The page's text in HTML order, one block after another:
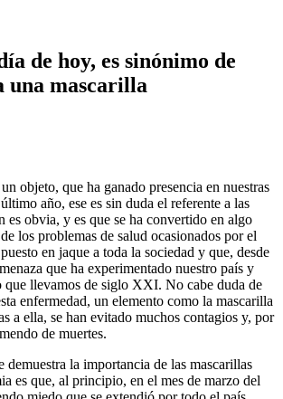
de hoy, es sinónimo de
una mascarilla
objeto, que ha ganado presencia en nuestras
año, ese es sin duda el referente a las
es obvia, y es que se ha convertido en algo
los problemas de salud ocasionados por el
en jaque a toda la sociedad y que, desde
que ha experimentado nuestro país y
que llevamos de siglo XXI. No cabe duda de
enfermedad, un elemento como la mascarilla
a ella, se han evitado muchos contagios y, por
de muertes.
demuestra la importancia de las mascarillas
es que, al principio, en el mes de marzo del